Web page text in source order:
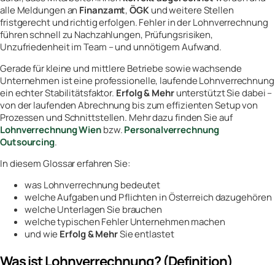
alle Meldungen an Finanzamt,ÖGKund weitere Stellen
fristgerecht und richtig erfolgen. Fehler in der Lohnverrechnung
führen schnell zu Nachzahlungen, Prüfungsrisiken,
Unzufriedenheit im Team – und unnötigem Aufwand.
Gerade für kleine und mittlere Betriebe sowie wachsende
Unternehmen ist eine professionelle, laufende Lohnverrechnung
ein echter Stabilitätsfaktor. Erfolg & Mehrunterstützt Sie dabei –
von der laufenden Abrechnung bis zum effizienten Setup von
Prozessen und Schnittstellen. Mehr dazu finden Sie auf
Lohnverrechnung Wienbzw.Personalverrechnung
Outsourcing.
In diesem Glossar erfahren Sie:
was Lohnverrechnung bedeutet
welche Aufgaben und Pflichten in Österreich dazugehören
welche Unterlagen Sie brauchen
welche typischen Fehler Unternehmen machen
und wie Erfolg & MehrSie entlastet
Was ist Lohnverrechnung? (Definition)